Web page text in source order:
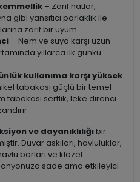
– Zarif hatlar,
gibi yansıtıcı parlaklık ile
zarif bir uyum
– Nem ve suya karşı uzun
yıllarca ilk günkü
kullanıma karşı yüksek
tabakası güçlü bir temel
tabakası sertlik, leke direnci
ve dayanıklılığı bir
Duvar askıları, havluluklar,
barları ve klozet
sade ama etkileyici